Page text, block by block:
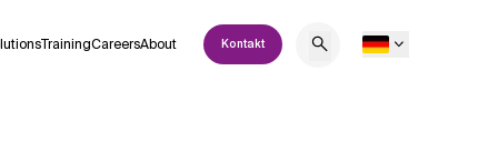
TrainingCareersAbout Kontakt